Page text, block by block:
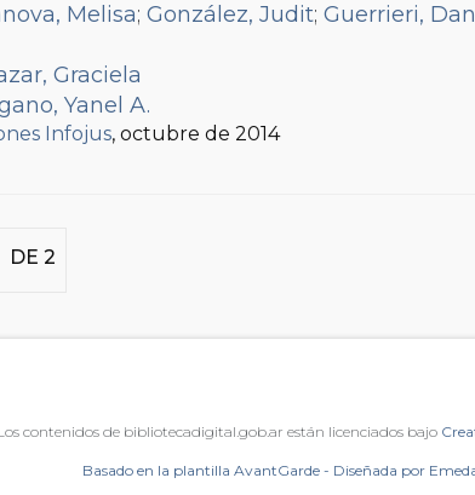
Melisa; González, Judit; Guerrieri,
Graciela
Yanel A.
Infojus, octubre de 2014
DE 2
contenidos de bibliotecadigital.gob.ar están licenciados bajo
Basado en la plantilla AvantGarde - Diseñada por